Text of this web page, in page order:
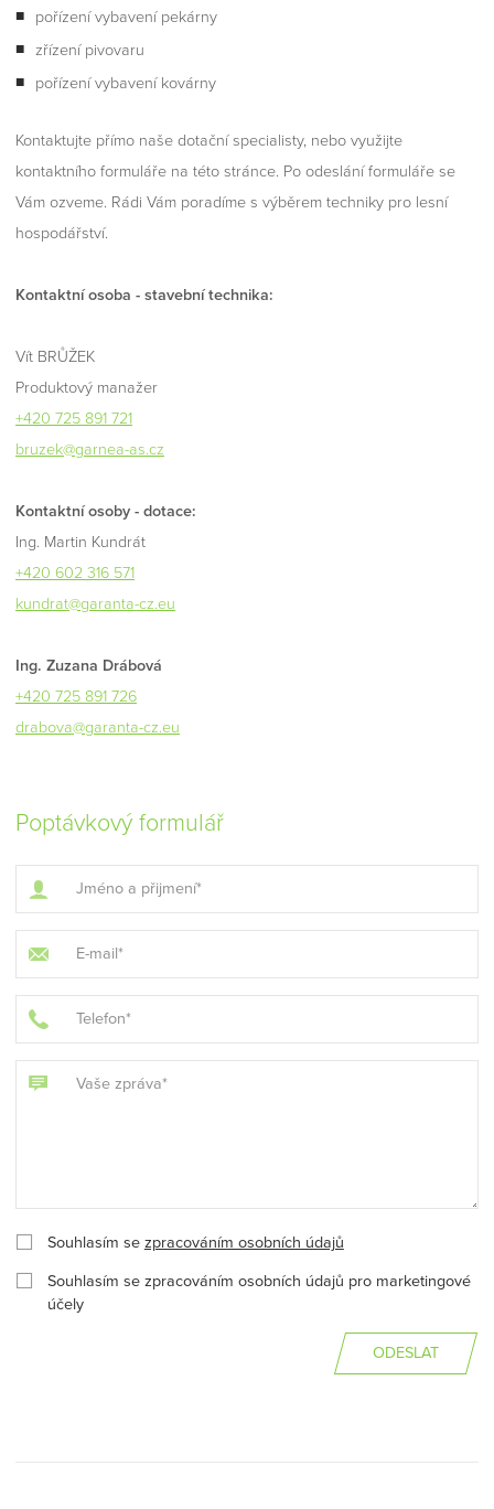
pořízení vybavení pekárny
zřízení pivovaru
pořízení vybavení kovárny
Kontaktujte přímo naše dotační specialisty, nebo využijte
kontaktního formuláře na této stránce. Po odeslání formuláře se
Vám ozveme. Rádi Vám poradíme s výběrem techniky pro lesní
hospodářství.
Kontaktní osoba - stavební technika:
Vít BRŮŽEK
Produktový manažer
+420 725 891 721
bruzek@garnea-as.cz
Kontaktní osoby - dotace:
Ing. Martin Kundrát
+420 602 316 571
kundrat@garanta-cz.eu
Ing. Zuzana Drábová
+420 725 891 726
drabova@garanta-cz.eu
Poptávkový formulář
Souhlasím se zpracováním osobních údajů
Souhlasím se zpracováním osobních údajů pro marketingové
účely
ODESLAT